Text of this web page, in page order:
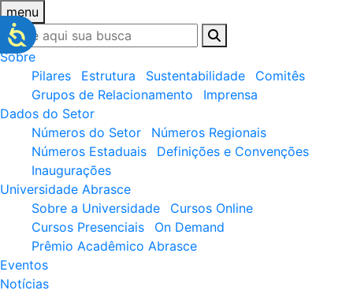
menu
Sobre
Pilares
Estrutura Sustentabilidade
Comitês
Grupos de Relacionamento
Imprensa
Dados do Setor
Números do Setor
Números Regionais
Números Estaduais
Definições e Convenções
Inaugurações
Universidade Abrasce
Sobre a Universidade
Cursos Online
Cursos Presenciais
On Demand
Prêmio Acadêmico Abrasce
Eventos
Notícias